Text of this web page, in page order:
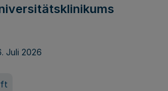
Juli 2026